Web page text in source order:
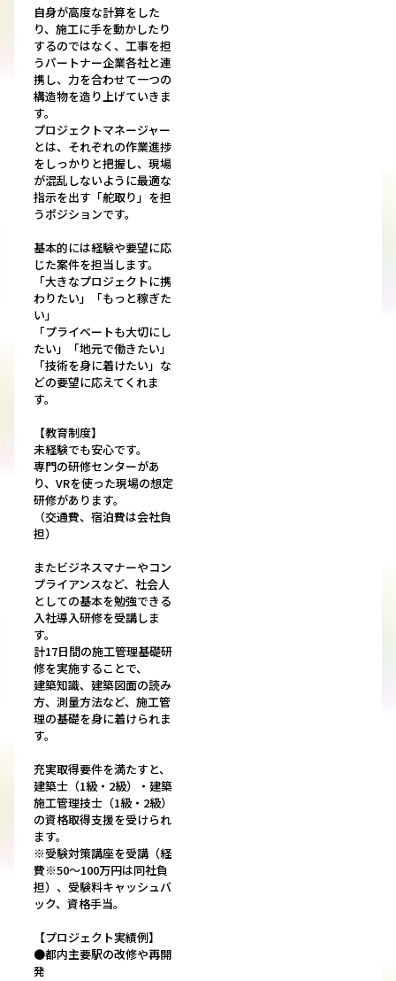
自身が高度な計算をした
り、施工に手を動かしたり
するのではなく、工事を担
うパートナー企業各社と連
携し、力を合わせて一つの
構造物を造り上げていきま
す。
プロジェクトマネージャー
とは、それぞれの作業進捗
をしっかりと把握し、現場
が混乱しないように最適な
指示を出す「舵取り」を担
うポジションです。
基本的には経験や要望に応
じた案件を担当します。
「大きなプロジェクトに携
わりたい」「もっと稼ぎた
い」
「プライベートも大切にし
たい」「地元で働きたい」
「技術を身に着けたい」な
どの要望に応えてくれま
す。
【教育制度】
未経験でも安心です。
専門の研修センターがあ
り、VRを使った現場の想定
研修があります。
（交通費、宿泊費は会社負
担）
またビジネスマナーやコン
プライアンスなど、社会人
としての基本を勉強できる
入社導入研修を受講しま
す。
計17日間の施工管理基礎研
修を実施することで、
建築知識、建築図面の読み
方、測量方法など、施工管
理の基礎を身に着けられま
す。
充実取得要件を満たすと、
建築士（1級・2級）・建築
施工管理技士（1級・2級）
の資格取得支援を受けられ
ます。
※受験対策講座を受講（経
費※50～100万円は同社負
担）、受験料キャッシュバ
ック、資格手当。
【プロジェクト実績例】
●都内主要駅の改修や再開
発